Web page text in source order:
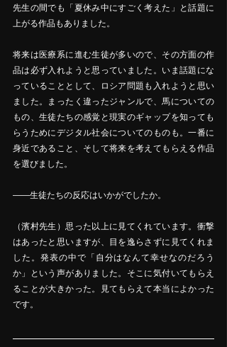
先生の間でも「夏休み中にすごく考えた」と話題に
上がる作品もありました。
将来は医療系に進む生徒が多いので、その方面の作
品は必ず入れようと思っていました。いま話題にな
っていることとして、ロシア問題も入れようと思い
ました。まったく違ったジャンルで、馬についての
もの、生徒たちの感覚と現実のギャップを知っても
らうためにデジタル社会についてのものも。一番に
身近であること、そして将来を考えてもらえる作品
を選びました。
――生徒たちの反応はいかがでしたか。
（濱村先生）思った以上に見てくれています。衝撃
はあったと思いますが、目を逸らさずに見てくれま
した。発表の中で「自分はなんて幸せなのだろう
か」という声がありました。そこに気付いてもらえ
ることが大きかった。見てもらえて本当によかった
です。